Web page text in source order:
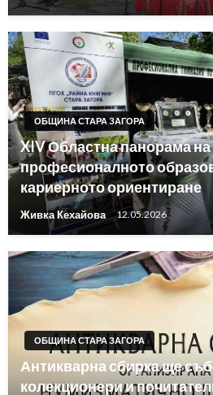
ОБЩИНА СТАРА ЗАГОРА
XIV Областна панорама на
професионалното
кариерното ориентиране
Живка Кехайова 12.05.2026
ОБЩИНА СТАРА ЗАГОРА
Антикварна сбирка ще
колекционери и